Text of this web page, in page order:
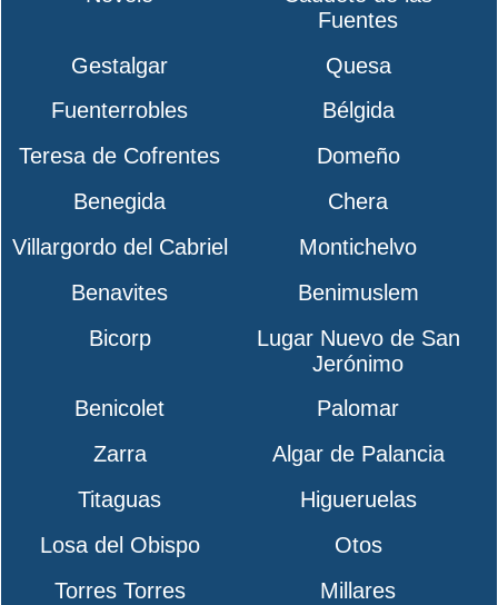
Fuentes
Gestalgar
Quesa
Fuenterrobles
Bélgida
Teresa de Cofrentes
Domeño
Benegida
Chera
Villargordo del Cabriel
Montichelvo
Benavites
Benimuslem
Bicorp
Lugar Nuevo de San
Jerónimo
Benicolet
Palomar
Zarra
Algar de Palancia
Titaguas
Higueruelas
Losa del Obispo
Otos
Torres Torres
Millares